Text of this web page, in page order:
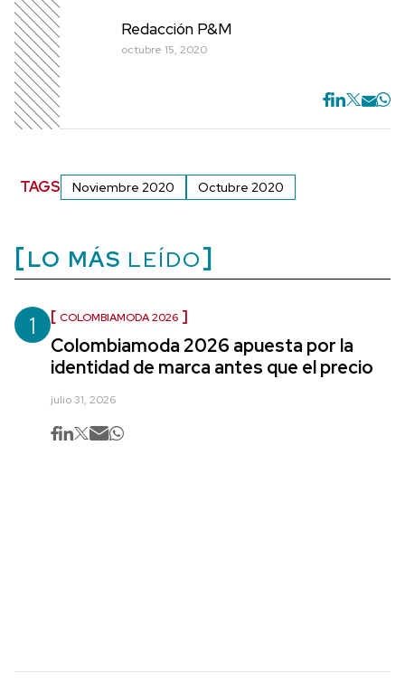
Redacción P&M
octubre 15, 2020
TAGS Noviembre 2020 Octubre 2020
LO MÁS LEÍDO
1 COLOMBIAMODA 2026
Colombiamoda 2026 apuesta por la
identidad de marca antes que el precio
julio 31, 2026